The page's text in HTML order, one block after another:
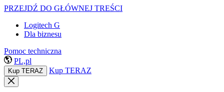
PRZEJDŹ DO GŁÓWNEJ TREŚCI
Logitech G
Dla biznesu
Pomoc techniczna
PL,pl
Kup TERAZ Kup TERAZ